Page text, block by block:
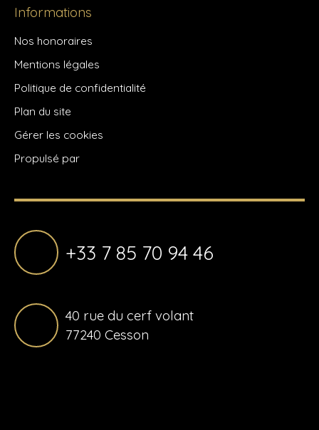
Informations
Nos honoraires
Mentions légales
Politique de confidentialité
Plan du site
Gérer les cookies
Propulsé par
+33 7 85 70 94 46
40 rue du cerf volant
77240 Cesson